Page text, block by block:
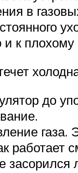
в
и к
до
газа.
работает